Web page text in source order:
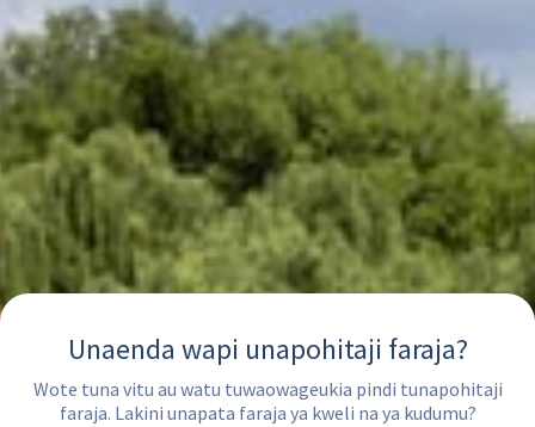
Unaenda wapi unapohitaji faraja?
Wote tuna vitu au watu tuwaowageukia pindi tunapohitaji
faraja. Lakini unapata faraja ya kweli na ya kudumu?